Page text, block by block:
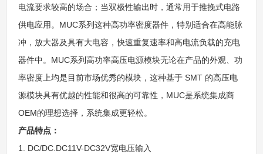
电流要求较高的场合；当双极性输出时，通常用于推挽式电路
供电应用。MUC系列这种高功率密度器件，特别适合在高能脉
冲，放大器及具有大电容，快速重复速率和高电流负载的充电
器件中。MUC系列高功率高压电源模块无论在产品的外观、功
率密度上均是目前市场优秀的模块，这种基于 SMT 的高压电
源模块具有优越的性能和很高的可靠性，MUC是系统集成商
OEM的理想选择，系统集成更轻松。
产品特点：
1. DC/DC.DC11V-DC32V宽电压输入